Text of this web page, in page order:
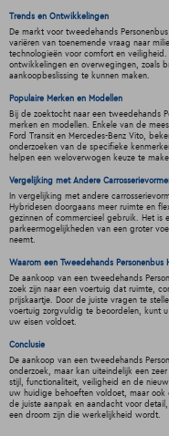
Trends en Ontwikkelingen
De markt voor tweedehands
variëren van toenemende vraag naar
technologieën voor comfort en
ontwikkelingen en overwegingen, zoals
aankoopbeslissing te kunnen maken.
Populaire Merken en Modellen
Bij de zoektocht naar een tweedehands
merken en modellen. Enkele van de
Ford Transit en Mercedes-Benz Vito,
onderzoeken van de specifieke
helpen een weloverwogen keuze te
Vergelijking met Andere
In vergelijking met andere
Hybridesen doorgaans meer ruimte en
gezinnen of commercieel gebruik. Het is
parkeermogelijkheden van een groter
neemt.
Waarom een Tweedehands Personenbus
De aankoop van een tweedehands
zoek zijn naar een voertuig dat ruimte,
prijskaartje. Door de juiste vragen te
voertuig zorgvuldig te beoordelen, kunt
uw eisen voldoet.
Conclusie
De aankoop van een tweedehands
onderzoek, maar kan uiteindelijk een
stijl, functionaliteit, veiligheid en de
uw huidige behoeften voldoet, maar ook
de juiste aanpak en aandacht voor
een droom zijn die werkelijkheid wordt.